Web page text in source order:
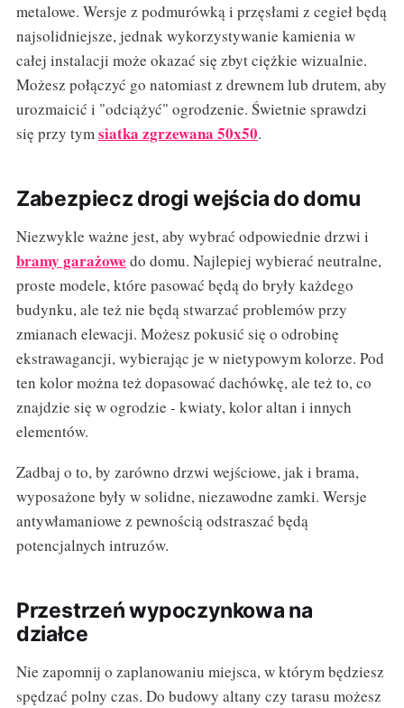
metalowe. Wersje z podmurówką i przęsłami z cegieł będą
najsolidniejsze, jednak wykorzystywanie kamienia w
całej instalacji może okazać się zbyt ciężkie wizualnie.
Możesz połączyć go natomiast z drewnem lub drutem, aby
urozmaicić i "odciążyć" ogrodzenie. Świetnie sprawdzi
się przy tymsiatka zgrzewana 50x50.
Zabezpiecz drogi wejścia do domu
Niezwykle ważne jest, aby wybrać odpowiednie drzwi i
bramy garażowe do domu. Najlepiej wybierać neutralne,
proste modele, które pasować będą do bryły każdego
budynku, ale też nie będą stwarzać problemów przy
zmianach elewacji. Możesz pokusić się o odrobinę
ekstrawagancji, wybierając je w nietypowym kolorze. Pod
ten kolor można też dopasować dachówkę, ale też to, co
znajdzie się w ogrodzie - kwiaty, kolor altan i innych
elementów.
Zadbaj o to, by zarówno drzwi wejściowe, jak i brama,
wyposażone były w solidne, niezawodne zamki. Wersje
antywłamaniowe z pewnością odstraszać będą
potencjalnych intruzów.
Przestrzeń wypoczynkowa na
działce
Nie zapomnij o zaplanowaniu miejsca, w którym będziesz
spędzać polny czas. Do budowy altany czy tarasu możesz